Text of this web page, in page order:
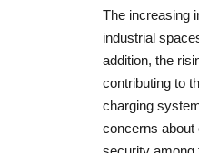
The increasing
industrial
addition, the
contributing to
charging
concerns about